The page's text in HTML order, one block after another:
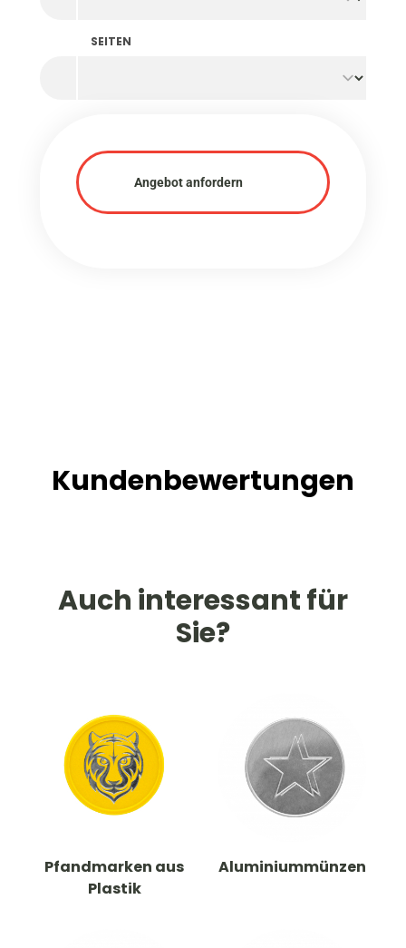
SEITEN
Angebot anfordern
Kundenbewertungen
Auch interessant für
Sie?
Pfandmarken aus
Plastik
Aluminiummünzen